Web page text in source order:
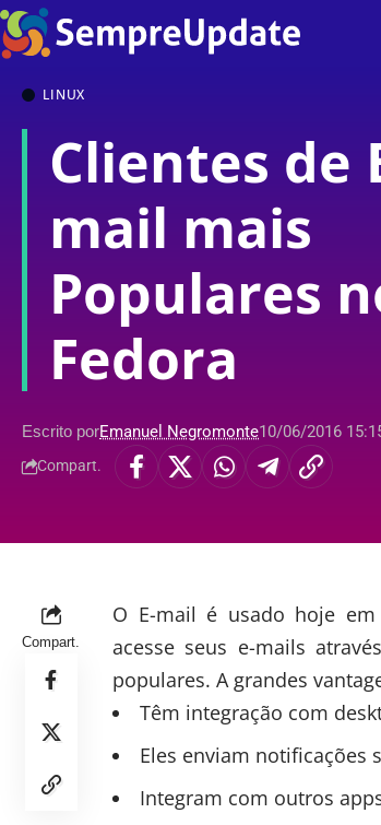
LINUX
Clientes de
mail mais
Populares
Fedora
Escrito porEmanuel Negromonte10/06/2016
Compart.
Compart.
O E-mail é usado hoje
acesse seus e-mails
populares. A grandes
Têm integração com
Eles enviam notificações
Integram com outros